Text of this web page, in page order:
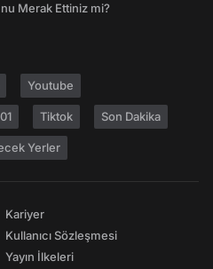
Merak Ettiniz mi?
Youtube
Tiktok Son Dakika
Yerler
Kariyer
Kullanıcı Sözleşmesi
Yayın İlkeleri